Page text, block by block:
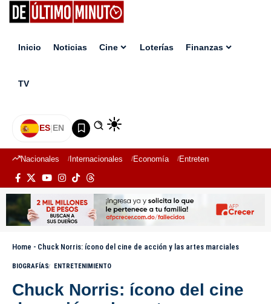
Inicio Noticias Cine Loterías Finanzas
TV
ES|EN
Nacionales Internacionales Economía Entretenimiento
Home - Chuck Norris: ícono del cine de acción y las artes marciales
BIOGRAFÍAS ENTRETENIMIENTO
Chuck Norris: ícono del cine